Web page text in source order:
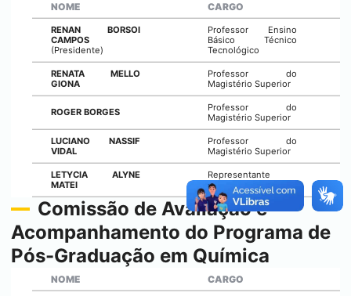
NOME CARGO
RENAN BORSOI
CAMPOS
(Presidente)
Professor Ensino
Básico Técnico
Tecnológico
RENATA MELLO
GIONA
Professor do
Magistério Superior
ROGER BORGES
Professor do
Magistério Superior
LUCIANO NASSIF
VIDAL
Professor do
Magistério Superior
LETYCIA ALYNE
MATEI
Representante
Discente
Comissão de Avaliação e
Acompanhamento do Programa de
Pós-Graduação em Química
NOME CARGO